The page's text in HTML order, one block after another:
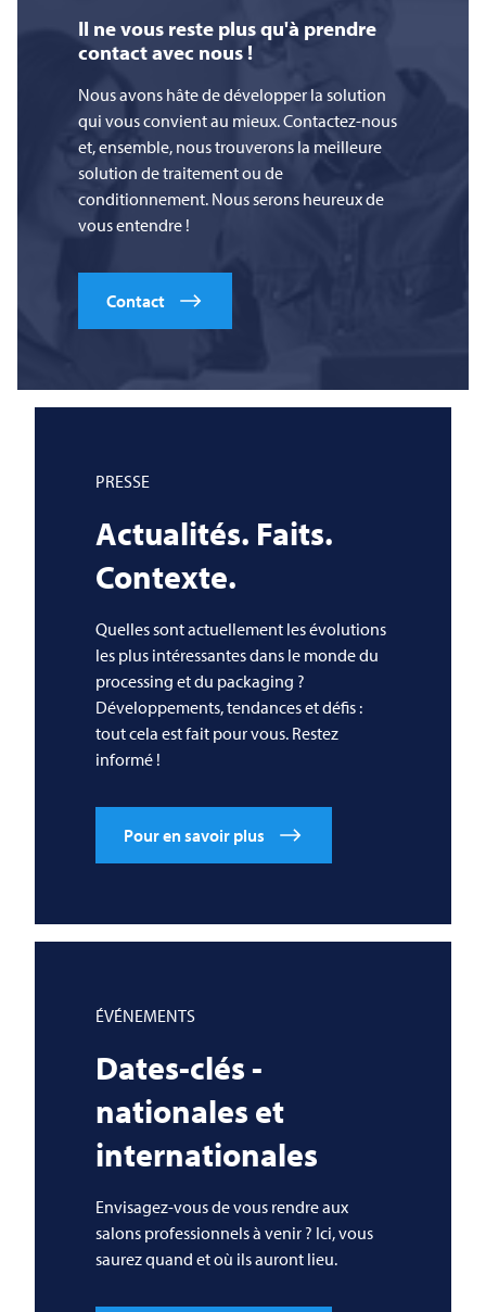
Il ne vous reste plus qu'à prendre
contact avec nous !
Nous avons hâte de développer la solution
qui vous convient au mieux. Contactez-nous
et, ensemble, nous trouverons la meilleure
solution de traitement ou de
conditionnement. Nous serons heureux de
vous entendre !
Contact
PRESSE
Actualités. Faits.
Contexte.
Quelles sont actuellement les évolutions
les plus intéressantes dans le monde du
processing et du packaging ?
Développements, tendances et défis :
tout cela est fait pour vous. Restez
informé !
Pour en savoir plus
ÉVÉNEMENTS
Dates-clés -
nationales et
internationales
Envisagez-vous de vous rendre aux
salons professionnels à venir ? Ici, vous
saurez quand et où ils auront lieu.